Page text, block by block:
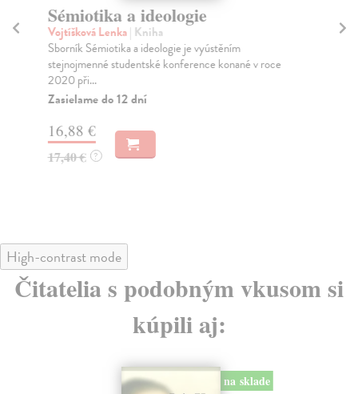
Sémiotika a ideologie
Vojtíšková Lenka| Kniha
Sborník Sémiotika a ideologie je vyústěním
stejnojmenné studentské konference konané v roce
2020 při...
Zasielame do 12 dní
16,88 €
17,40 € ?
High-contrast mode
Čitatelia s podobným vkusom si
kúpili aj:
na sklade